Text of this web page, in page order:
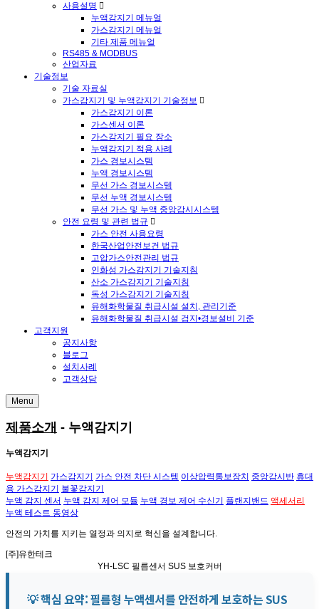
사용설명
누액감지기 메뉴얼
가스감지기 메뉴얼
기타 제품 메뉴얼
RS485 & MODBUS
산업자료
기술정보
기술 자료실
가스감지기 및 누액감지기 기술정보
가스감지기 이론
가스센서 이론
가스감지기 필요 장소
누액감지기 적용 사례
가스 경보시스템
누액 경보시스템
무선 가스 경보시스템
무선 누액 경보시스템
무선 가스 및 누액 중앙감시시스템
안전 요령 및 관련 법규
가스 안전 사용요령
한국산업안전보건 법규
고압가스안전관리 법규
인화성 가스감지기 기술지침
산소 가스감지기 기술지침
독성 가스감지기 기술지침
유해화학물질 취급시설 설치, 관리기준
유해화학물질 취급시설 검지•경보설비 기준
고객지원
공지사항
블로그
설치사례
고객상담
Menu
제품소개 - 누액감지기
누액감지기
누액감지기 가스감지기 가스 안전 차단 시스템 이상압력통보장치 중앙감시반 휴대
용 가스감지기 불꽃감지기
누액 감지 센서 누액 감지 제어 모듈 누액 경보 제어 수신기 플랜지밴드 액세서리
누액 테스트 동영상
안전의 가치를 지키는 열정과 의지로 혁신을 설계합니다.
[주]유한테크
YH-LSC 필름센서 SUS 보호커버
💡 핵심 요약: 필름형 누액센서를 안전하게 보호하는 SUS